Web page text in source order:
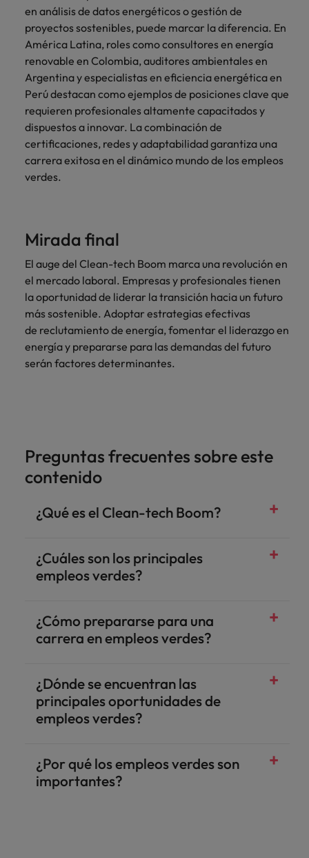
en análisis de datos energéticos o gestión de
proyectos sostenibles, puede marcar la diferencia. En
América Latina, roles como consultores en energía
renovable en Colombia, auditores ambientales en
Argentina y especialistas en eficiencia energética en
Perú destacan como ejemplos de posiciones clave que
requieren profesionales altamente capacitados y
dispuestos a innovar. La combinación de
certificaciones, redes y adaptabilidad garantiza una
carrera exitosa en el dinámico mundo de los empleos
verdes.
Mirada final
El auge del Clean-tech Boom marca una revolución en
el mercado laboral. Empresas y profesionales tienen
la oportunidad de liderar la transición hacia un futuro
más sostenible. Adoptar estrategias efectivas
de reclutamiento de energía, fomentar el liderazgo en
energía y prepararse para las demandas del futuro
serán factores determinantes.
Preguntas frecuentes sobre este
contenido
¿Qué es el Clean-tech Boom?
¿Cuáles son los principales
empleos verdes?
¿Cómo prepararse para una
carrera en empleos verdes?
¿Dónde se encuentran las
principales oportunidades de
empleos verdes?
¿Por qué los empleos verdes son
importantes?